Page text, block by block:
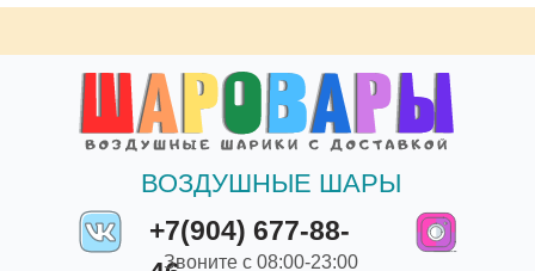
+7(904) 677-88-
ВОЗДУШНЫЕ ШАРЫ
Звоните с 08:00-23:00